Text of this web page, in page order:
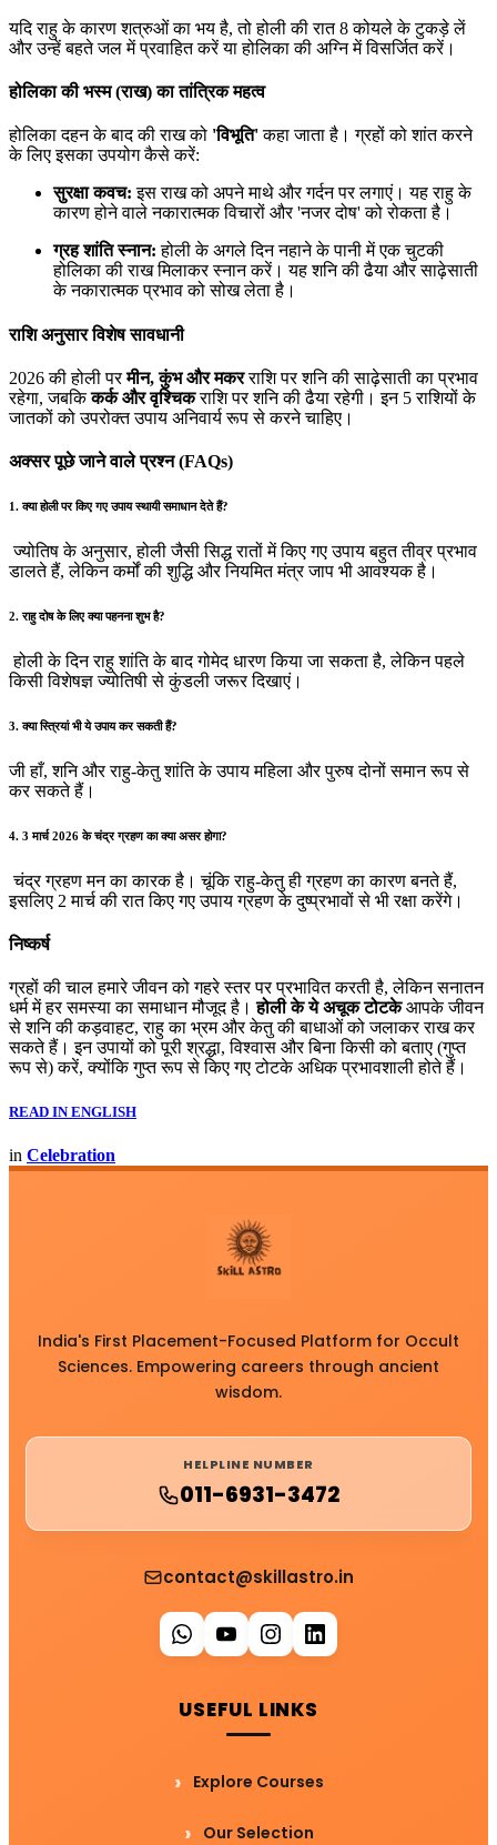
यदि राहु के कारण शत्रुओं का भय है, तो होली की रात 8 कोयले के टुकड़े लें
और उन्हें बहते जल में प्रवाहित करें या होलिका की अग्नि में विसर्जित करें।
होलिका की भस्म (राख) का तांत्रिक महत्व
होलिका दहन के बाद की राख को 'विभूति'कहा जाता है। ग्रहों को शांत करने
के लिए इसका उपयोग कैसे करें:
सुरक्षा कवच: इस राख को अपने माथे और गर्दन पर लगाएं। यह राहु के
कारण होने वाले नकारात्मक विचारों और 'नजर दोष' को रोकता है।
ग्रह शांति स्नान: होली के अगले दिन नहाने के पानी में एक चुटकी
होलिका की राख मिलाकर स्नान करें। यह शनि की ढैया और साढ़ेसाती
के नकारात्मक प्रभाव को सोख लेता है।
राशि अनुसार विशेष सावधानी
2026 की होली परमीन, कुंभ और मकरराशि पर शनि की साढ़ेसाती का प्रभाव
रहेगा, जबकिकर्क और वृश्चिकराशि पर शनि की ढैया रहेगी। इन 5 राशियों के
जातकों को उपरोक्त उपाय अनिवार्य रूप से करने चाहिए।
अक्सर पूछे जाने वाले प्रश्न (FAQs)
1. क्या होली पर किए गए उपाय स्थायी समाधान देते हैं?
ज्योतिष के अनुसार, होली जैसी सिद्ध रातों में किए गए उपाय बहुत तीव्र प्रभाव
डालते हैं, लेकिन कर्मों की शुद्धि और नियमित मंत्र जाप भी आवश्यक है।
2. राहु दोष के लिए क्या पहनना शुभ है?
होली के दिन राहु शांति के बाद गोमेद धारण किया जा सकता है, लेकिन पहले
किसी विशेषज्ञ ज्योतिषी से कुंडली जरूर दिखाएं।
3. क्या स्त्रियां भी ये उपाय कर सकती हैं?
जी हाँ, शनि और राहु-केतु शांति के उपाय महिला और पुरुष दोनों समान रूप से
कर सकते हैं।
4. 3 मार्च 2026 के चंद्र ग्रहण का क्या असर होगा?
चंद्र ग्रहण मन का कारक है। चूंकि राहु-केतु ही ग्रहण का कारण बनते हैं,
इसलिए 2 मार्च की रात किए गए उपाय ग्रहण के दुष्प्रभावों से भी रक्षा करेंगे।
निष्कर्ष
ग्रहों की चाल हमारे जीवन को गहरे स्तर पर प्रभावित करती है, लेकिन सनातन
धर्म में हर समस्या का समाधान मौजूद है।होली के ये अचूक टोटकेआपके जीवन
से शनि की कड़वाहट, राहु का भ्रम और केतु की बाधाओं को जलाकर राख कर
सकते हैं। इन उपायों को पूरी श्रद्धा, विश्वास और बिना किसी को बताए (गुप्त
रूप से) करें, क्योंकि गुप्त रूप से किए गए टोटके अधिक प्रभावशाली होते हैं।
READ IN ENGLISH
in Celebration
India's First Placement-Focused Platform for Occult
Sciences. Empowering careers through ancient
wisdom.
HELPLINE NUMBER
011-6931-3472
contact@skillastro.in
USEFUL LINKS
Explore Courses
Our Selection